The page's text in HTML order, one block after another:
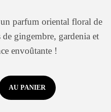
parfum oriental floral de
gingembre, gardenia et
envoûtante !
AU PANIER